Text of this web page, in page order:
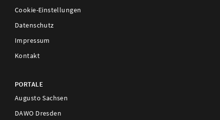
Cookie-Einstellungen
Datenschutz
Impressum
Kontakt
PORTALE
Augusto Sachsen
DAWO Dresden